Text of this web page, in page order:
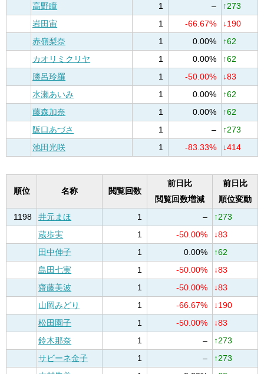
高野瞳
1 –
↑273
岩田宙
1 -66.67%
↓190
赤嶺梨奈
1 0.00%
↑62
カオリミクリヤ
1 0.00%
↑62
勝呂玲羅
1 -50.00%
↓83
水瀬あいみ
1 0.00%
↑62
藤森加奈
1 0.00%
↑62
阪口あづさ
1 –
↑273
池田光咲
1 -83.33% ↓414
順位 名称 閲覧回数
前日比
閲覧回数増減
前日比
順位変動
1198
井元まほ 1 –
↑273
蔵歩実
1 -50.00%
↓83
田中伸子
1 0.00%
↑62
島田七実
1 -50.00%
↓83
齋藤美波
1 -50.00%
↓83
山岡みどり
1 -66.67%
↓190
松田園子
1 -50.00%
↓83
鈴木那奈
1 –
↑273
サビーネ金子
1 –
↑273